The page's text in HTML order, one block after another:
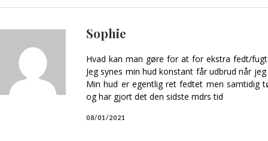
Sophie
Hvad kan man gøre for at for ekstra fedt/
Jeg synes min hud konstant får udbrud når
Min hud er egentlig ret fedtet men samtidig
og har gjort det den sidste mdrs tid
08/01/2021